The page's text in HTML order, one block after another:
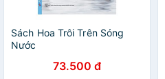
Sách Hoa Trôi Trên Sóng
Nước
73.500 đ